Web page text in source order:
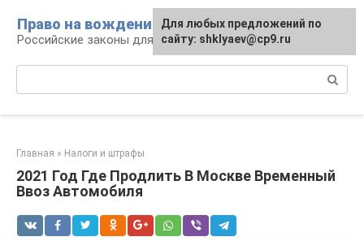
контенту
Право на вождение
Российские законы для автомобилистов
Главная » Налоги и штрафы
2021 Год Где Продлить В Москве Временный
Ввоз Автомобиля
Для любых предложений по
сайту: shklyaev@cp9.ru